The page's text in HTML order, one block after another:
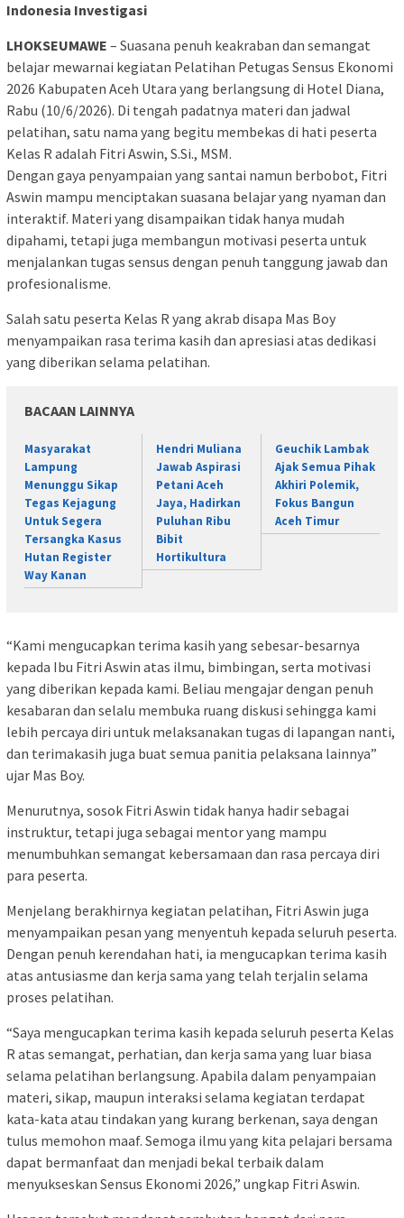
Indonesia Investigasi
LHOKSEUMAWE – Suasana penuh keakraban dan semangat
belajar mewarnai kegiatan Pelatihan Petugas Sensus Ekonomi
2026 Kabupaten Aceh Utara yang berlangsung di Hotel Diana,
Rabu (10/6/2026). Di tengah padatnya materi dan jadwal
pelatihan, satu nama yang begitu membekas di hati peserta
Kelas R adalah Fitri Aswin, S.Si., MSM.
Dengan gaya penyampaian yang santai namun berbobot, Fitri
Aswin mampu menciptakan suasana belajar yang nyaman dan
interaktif. Materi yang disampaikan tidak hanya mudah
dipahami, tetapi juga membangun motivasi peserta untuk
menjalankan tugas sensus dengan penuh tanggung jawab dan
profesionalisme.
Salah satu peserta Kelas R yang akrab disapa Mas Boy
menyampaikan rasa terima kasih dan apresiasi atas dedikasi
yang diberikan selama pelatihan.
BACAAN LAINNYA
Masyarakat
Lampung
Menunggu Sikap
Tegas Kejagung
Untuk Segera
Tersangka Kasus
Hutan Register
Way Kanan
Hendri Muliana
Jawab Aspirasi
Petani Aceh
Jaya, Hadirkan
Puluhan Ribu
Bibit
Hortikultura
Geuchik Lambak
Ajak Semua Pihak
Akhiri Polemik,
Fokus Bangun
Aceh Timur
“Kami mengucapkan terima kasih yang sebesar-besarnya
kepada Ibu Fitri Aswin atas ilmu, bimbingan, serta motivasi
yang diberikan kepada kami. Beliau mengajar dengan penuh
kesabaran dan selalu membuka ruang diskusi sehingga kami
lebih percaya diri untuk melaksanakan tugas di lapangan nanti,
dan terimakasih juga buat semua panitia pelaksana lainnya”
ujar Mas Boy.
Menurutnya, sosok Fitri Aswin tidak hanya hadir sebagai
instruktur, tetapi juga sebagai mentor yang mampu
menumbuhkan semangat kebersamaan dan rasa percaya diri
para peserta.
Menjelang berakhirnya kegiatan pelatihan, Fitri Aswin juga
menyampaikan pesan yang menyentuh kepada seluruh peserta.
Dengan penuh kerendahan hati, ia mengucapkan terima kasih
atas antusiasme dan kerja sama yang telah terjalin selama
proses pelatihan.
“Saya mengucapkan terima kasih kepada seluruh peserta Kelas
R atas semangat, perhatian, dan kerja sama yang luar biasa
selama pelatihan berlangsung. Apabila dalam penyampaian
materi, sikap, maupun interaksi selama kegiatan terdapat
kata-kata atau tindakan yang kurang berkenan, saya dengan
tulus memohon maaf. Semoga ilmu yang kita pelajari bersama
dapat bermanfaat dan menjadi bekal terbaik dalam
menyukseskan Sensus Ekonomi 2026,” ungkap Fitri Aswin.